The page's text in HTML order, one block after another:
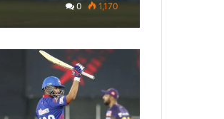
0 1,170